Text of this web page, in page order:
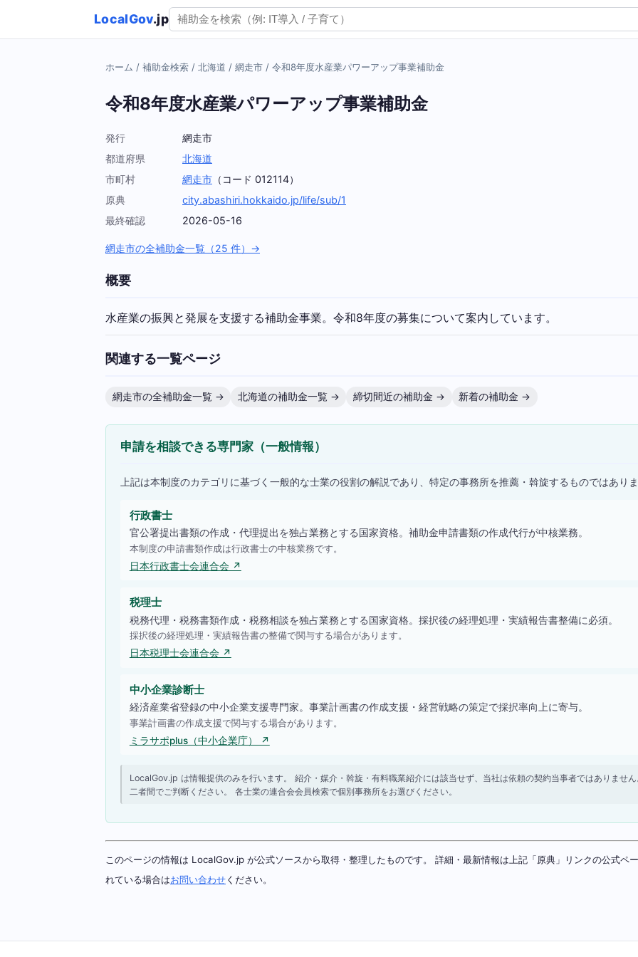
LocalGov.jp
ホーム / 補助金検索 / 北海道 / 網走市 / 令和8年度水産業パワーアップ事業補助金
令和8年度水産業パワーアップ事業補助金
発行
網走市
都道府県
北海道
市町村
網走市 （コード 012114）
原典
city.abashiri.hokkaido.jp/life/sub/1
最終確認
2026-05-16
網走市の全補助金一覧（25 件）→
概要
水産業の振興と発展を支援する補助金事業。令和8年度の募集について案内しています。
関連する一覧ページ
網走市の全補助金一覧 → 北海道の補助金一覧 → 締切間近の補助金 → 新着の補助金 →
申請を相談できる専門家（一般情報）
上記は本制度のカテゴリに基づく一般的な士業の役割の解説であり、特定の事務所を推薦・斡旋するものではあり
行政書士
官公署提出書類の作成・代理提出を独占業務とする国家資格。補助金申請書類の作成代行が中核業務。
本制度の申請書類作成は行政書士の中核業務です。
日本行政書士会連合会 ↗
税理士
税務代理・税務書類作成・税務相談を独占業務とする国家資格。採択後の経理処理・実績報告書整備に必須。
採択後の経理処理・実績報告書の整備で関与する場合があります。
日本税理士会連合会 ↗
中小企業診断士
経済産業省登録の中小企業支援専門家。事業計画書の作成支援・経営戦略の策定で採択率向上に寄与。
事業計画書の作成支援で関与する場合があります。
ミラサポplus（中小企業庁） ↗
LocalGov.jp は情報提供のみを行います。 紹介・媒介・斡旋・有料職業紹介には該当せず、当社は依頼の契約当事者ではありませ
二者間でご判断ください。 各士業の連合会会員検索で個別事務所をお選びください。
このページの情報は LocalGov.jp が公式ソースから取得・整理したものです。 詳細・最新情報は上記「原典」リンクの公式ペ
れている場合はお問い合わせください。